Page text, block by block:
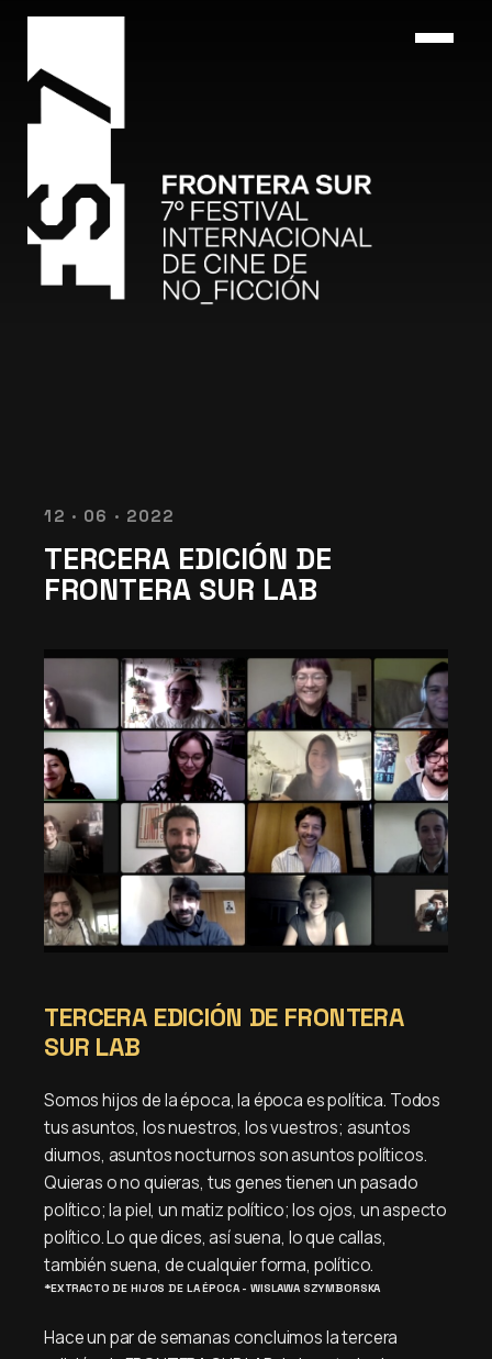
12 · 06 · 2022
TERCERA EDICIÓN DE
FRONTERA SUR LAB
TERCERA EDICIÓN DE FRONTERA
SUR LAB
Somos hijos de la época, la época es política. Todos
tus asuntos, los nuestros, los vuestros; asuntos
diurnos, asuntos nocturnos son asuntos políticos.
Quieras o no quieras, tus genes tienen un pasado
político; la piel, un matiz político; los ojos, un aspecto
político. Lo que dices, así suena, lo que callas,
también suena, de cualquier forma, político.
*EXTRACTO DE HIJOS DE LA ÉPOCA - WISLAWA SZYMBORSKA
Hace un par de semanas concluimos la tercera